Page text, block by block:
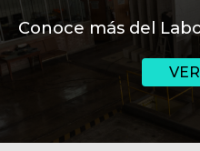
Conoce más del